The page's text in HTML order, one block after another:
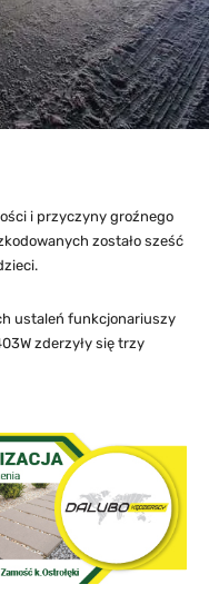
i przyczyny groźnego
zostało sześć
ustaleń funkcjonariuszy
zderzyły się trzy